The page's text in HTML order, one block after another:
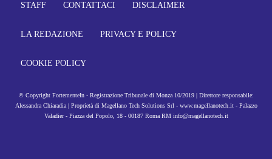
STAFF CONTATTACI DISCLAIMER
LA REDAZIONE PRIVACY E POLICY
COOKIE POLICY
© Copyright FortementeIn - Registrazione Tribunale di Monza 10/2019 | Direttore responsabile:
Alessandra Chiaradia | Proprietà di Magellano Tech Solutions Srl - www.magellanotech.it - Palazzo
Valadier - Piazza del Popolo, 18 - 00187 Roma RM info@magellanotech.it